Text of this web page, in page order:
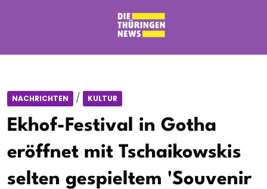
NACHRICHTEN / KULTUR
Ekhof-Festival in Gotha
eröffnet mit Tschaikowskis
selten gespieltem 'Souvenir